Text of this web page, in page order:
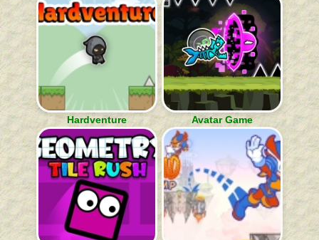
Hardventure Avatar Game